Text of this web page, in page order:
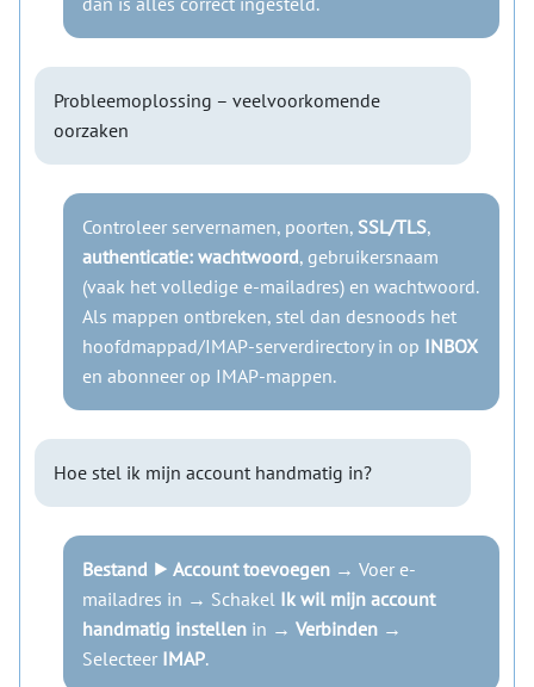
Probleemoplossing – veelvoorkomende
oorzaken
Controleer servernamen, poorten, SSL/TLS,
authenticatie: wachtwoord, gebruikersnaam
(vaak het volledige e-mailadres) en wachtwoord.
Als mappen ontbreken, stel dan desnoods het
hoofdmappad/IMAP-serverdirectory in op INBOX
en abonneer op IMAP-mappen.
Hoe stel ik mijn account handmatig in?
Bestand ⯈ Account toevoegen → Voer e-
mailadres in → Schakel Ik wil mijn account
handmatig instellen in → Verbinden →
Selecteer IMAP.